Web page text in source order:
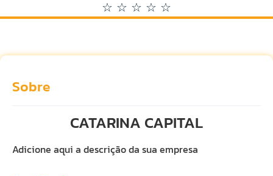
☆ ☆ ☆ ☆ ☆
Sobre
CATARINA CAPITAL
Adicione aqui a descrição da sua empresa